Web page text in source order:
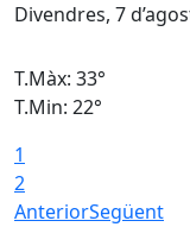
Divendres, 7
T.Màx: 33°
T.Min: 22°
1
2
AnteriorSegüent